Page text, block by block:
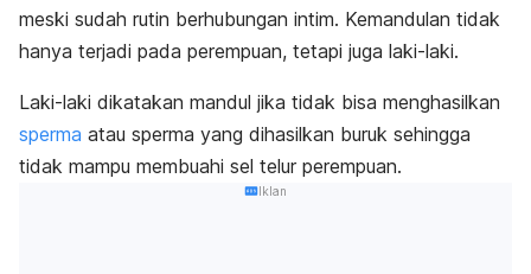
meski sudah rutin berhubungan intim. Kemandulan tidak
hanya terjadi pada perempuan, tetapi juga laki-laki.
Laki-laki dikatakan mandul jika tidak bisa menghasilkan
sperma atau sperma yang dihasilkan buruk sehingga
tidak mampu membuahi sel telur perempuan.
Iklan